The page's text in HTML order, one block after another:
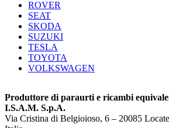
ROVER
SEAT
SKODA
SUZUKI
TESLA
TOYOTA
VOLKSWAGEN
Produttore di paraurti e ricambi
I.S.A.M. S.p.A.
Via Cristina di Belgioioso, 6 – 20085